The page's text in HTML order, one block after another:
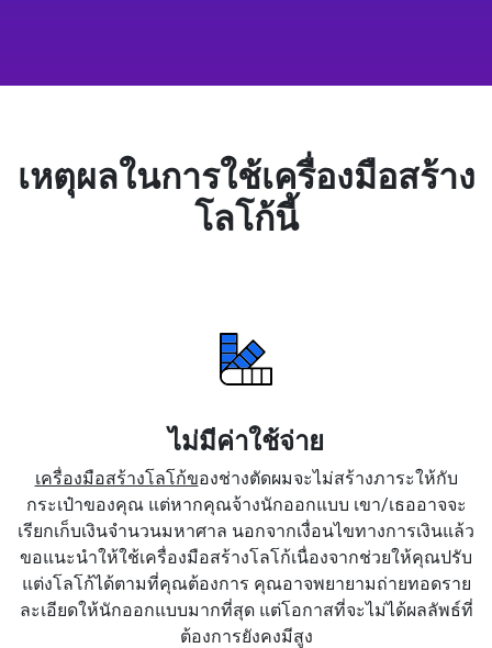
เหตุผลในการใช้เครื่องมือสร้าง
โลโก้นี้
ไม่มีค่าใช้จ่าย
เครื่องมือสร้างโลโก้ของช่างตัดผมจะไม่สร้างภาระให้กับ
กระเป๋าของคุณ แต่หากคุณจ้างนักออกแบบ เขา/เธออาจจะ
เรียกเก็บเงินจำนวนมหาศาล นอกจากเงื่อนไขทางการเงินแล้ว
ขอแนะนำให้ใช้เครื่องมือสร้างโลโก้เนื่องจากช่วยให้คุณปรับ
แต่งโลโก้ได้ตามที่คุณต้องการ คุณอาจพยายามถ่ายทอดราย
ละเอียดให้นักออกแบบมากที่สุด แต่โอกาสที่จะไม่ได้ผลลัพธ์ที่
ต้องการยังคงมีสูง